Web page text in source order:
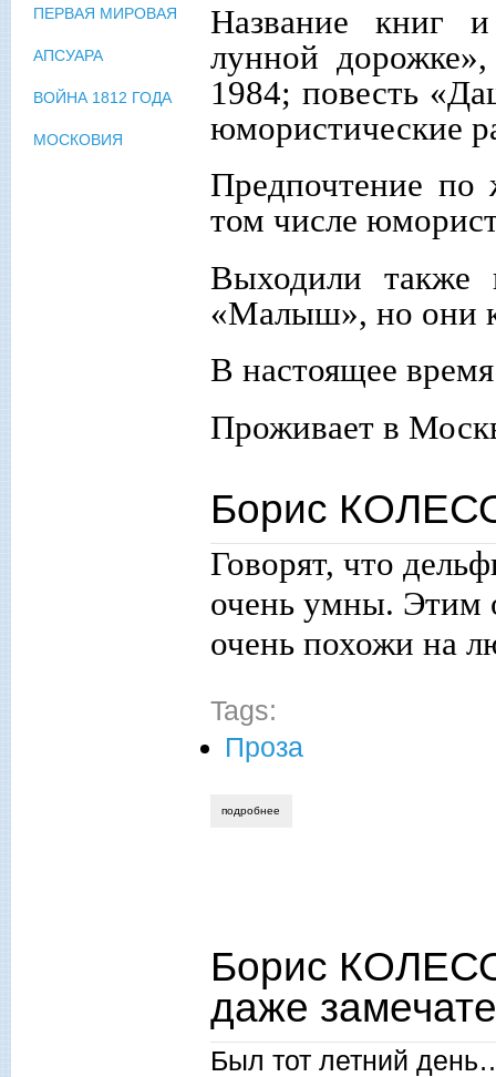
Название книг
лунной
1984; повесть
юмористические
Предпочтение по
том числе
Выходили также
«Малыш», но они
В настоящее
Проживает в
Борис
Говорят, что
очень умны. Этим
очень похожи на
Tags:
Проза
подробнее
Борис
даже
Был тот летний
ПЕРВАЯ МИРОВАЯ
АПСУАРА
ВОЙНА 1812 ГОДА
МОСКОВИЯ